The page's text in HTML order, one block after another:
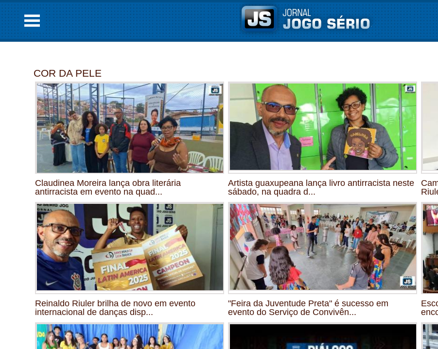
COR DA PELE
Claudinea Moreira lança obra literária
antirracista em evento na quad...
Artista guaxupeana lança livro antirracista neste
sábado, na quadra d...
Reinaldo Riuler brilha de novo em evento
internacional de danças disp...
"Feira da Juventude Preta" é sucesso em
evento do Serviço de Convivên...